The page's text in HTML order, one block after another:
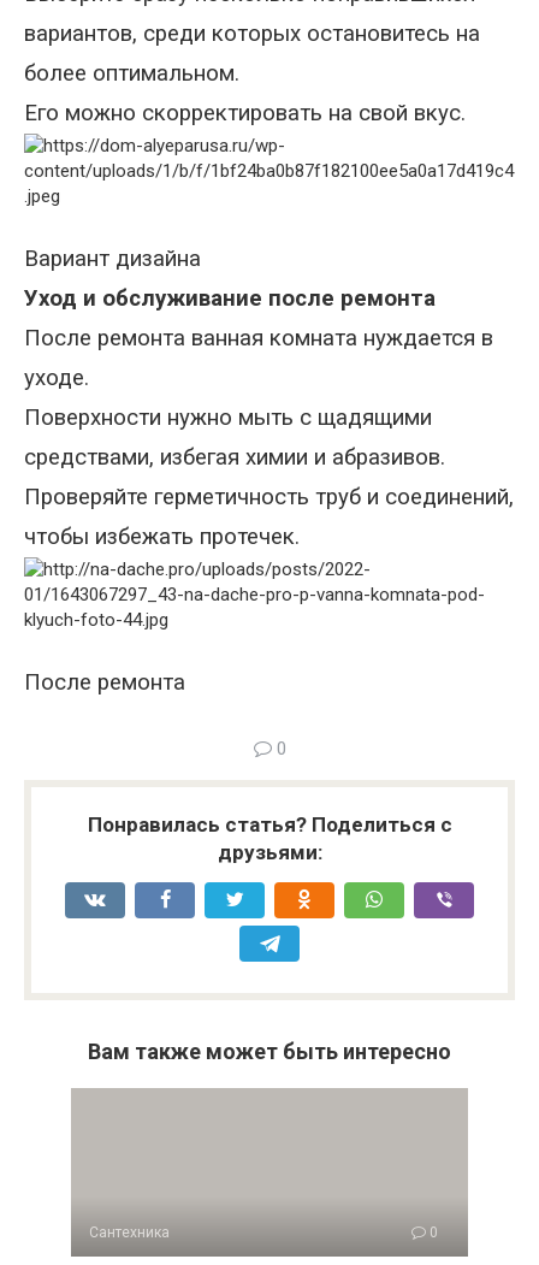
вариантов, среди которых остановитесь на
более оптимальном.
Его можно скорректировать на свой вкус.
Вариант дизайна
Уход и обслуживание после ремонта
После ремонта ванная комната нуждается в
уходе.
Поверхности нужно мыть с щадящими
средствами, избегая химии и абразивов.
Проверяйте герметичность труб и соединений,
чтобы избежать протечек.
После ремонта
0
Понравилась статья? Поделиться с
друзьями:
Вам также может быть интересно
Сантехника 0